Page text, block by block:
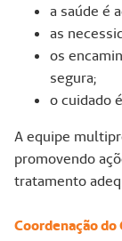
a saúde é
as
os
segura;
o cuidado
A equipe
promovendo
tratamento
Coordenação do